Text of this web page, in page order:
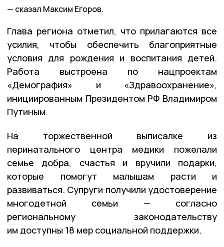
сказал Максим Егоров.
Глава региона отметил, что прилагаются все
усилия, чтобы обеспечить благоприятные
условия для рождения и воспитания детей.
Работа выстроена по нацпроектам
«Демография» и «Здравоохранение»,
инициированным Президентом РФ Владимиром
Путиным.
На торжественной выписалке из
перинатального центра медики пожелали
семье добра, счастья и вручили подарки,
которые помогут малышам расти и
развиваться. Супруги получили удостоверение
многодетной семьи — согласно
региональному законодательству
им доступны 18 мер социальной поддержки.